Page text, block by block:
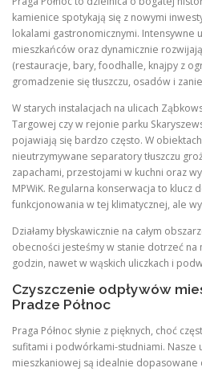
kamienice spotykają się z nowymi
lokalami gastronomicznymi. Intensywne
mieszkańców oraz dynamicznie
(restauracje, bary, foodhalle, knajpy z
gromadzenie się tłuszczu, osadów i
W starych instalacjach na ulicach
Targowej czy w rejonie parku
pojawiają się bardzo często. W
nieutrzymywane separatory tłuszczu
zapachami, przestojami w kuchni oraz
MPWiK. Regularna konserwacja to
funkcjonowania w tej klimatycznej, ale
Działamy błyskawicznie na całym
obecności jesteśmy w stanie dotrzeć na
godzin, nawet w wąskich uliczkach i
Czyszczenie odpływów
Pradze Północ
Praga Północ słynie z pięknych, choć
sufitami i podwórkami-studniami. Nasze
mieszkaniowej są idealnie dopasowane